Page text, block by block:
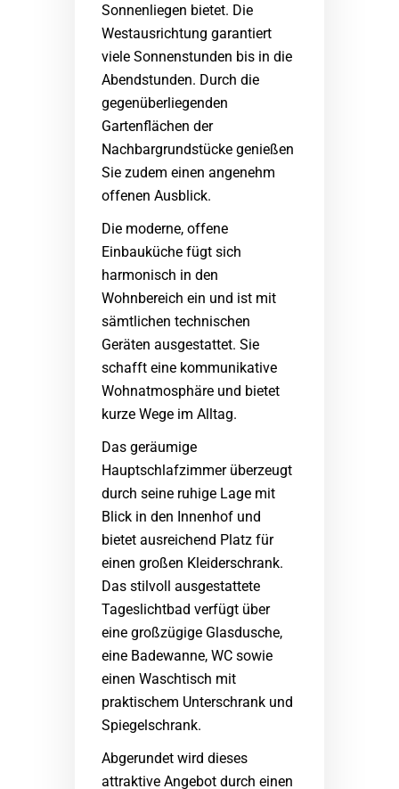
Sonnenliegen bietet. Die
Westausrichtung garantiert
viele Sonnenstunden bis in die
Abendstunden. Durch die
gegenüberliegenden
Gartenflächen der
Nachbargrundstücke genießen
Sie zudem einen angenehm
offenen Ausblick.
Die moderne, offene
Einbauküche fügt sich
harmonisch in den
Wohnbereich ein und ist mit
sämtlichen technischen
Geräten ausgestattet. Sie
schafft eine kommunikative
Wohnatmosphäre und bietet
kurze Wege im Alltag.
Das geräumige
Hauptschlafzimmer überzeugt
durch seine ruhige Lage mit
Blick in den Innenhof und
bietet ausreichend Platz für
einen großen Kleiderschrank.
Das stilvoll ausgestattete
Tageslichtbad verfügt über
eine großzügige Glasdusche,
eine Badewanne, WC sowie
einen Waschtisch mit
praktischem Unterschrank und
Spiegelschrank.
Abgerundet wird dieses
attraktive Angebot durch einen